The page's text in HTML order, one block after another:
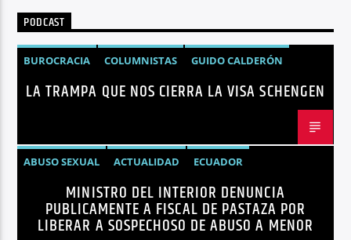
PODCAST
BUROCRACIA COLUMNISTAS
GUIDO CALDERÓN
LIBRE COMERCIO
NOTICIAS
NOTICIAS ECUADOR
LA TRAMPA QUE NOS CIERRA LA VISA SCHENGEN
ABUSO SEXUAL ACTUALIDAD
ECUADOR
JOHN REIMBERG
MINISTRO DEL INTERIOR
NOTICIAS
SEGURIDAD
MINISTRO DEL INTERIOR DENUNCIA
PUBLICAMENTE A FISCAL DE PASTAZA POR
LIBERAR A SOSPECHOSO DE ABUSO A MENOR